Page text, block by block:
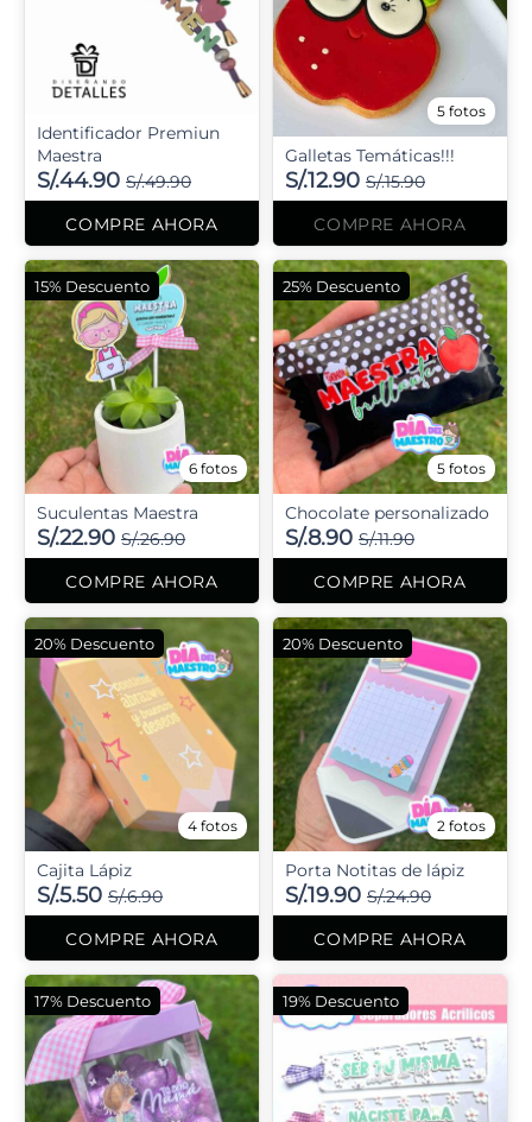
Identificador Premiun
Maestra
S/.44.90 S/.49.90
COMPRE AHORA
5 fotos
Galletas Temáticas!!!
S/.12.90 S/.15.90
COMPRE AHORA
6 fotos
Suculentas Maestra
S/.22.90 S/.26.90
COMPRE AHORA
15% Descuento
5 fotos
Chocolate personalizado
S/.8.90 S/.11.90
COMPRE AHORA
25% Descuento
4 fotos
Cajita Lápiz
S/.5.50 S/.6.90
COMPRE AHORA
20% Descuento
2 fotos
Porta Notitas de lápiz
S/.19.90 S/.24.90
COMPRE AHORA
20% Descuento
17% Descuento 19% Descuento